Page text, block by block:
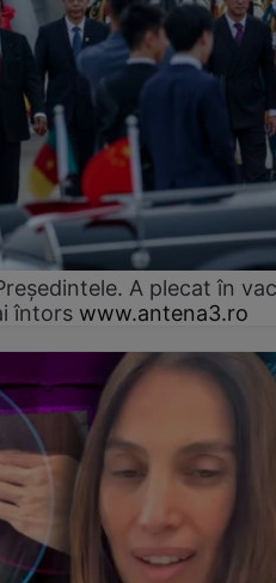
A plecat în
întors www.antena3.ro